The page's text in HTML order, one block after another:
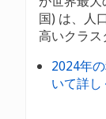
国) は、人
高いクラス
2024年
いて詳し